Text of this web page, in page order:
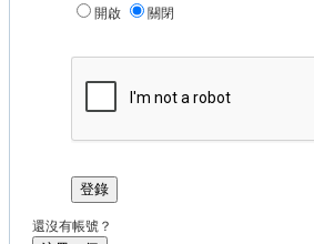
開啟
關閉
登錄
還沒有帳號？